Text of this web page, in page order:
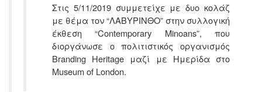
Στις 5/11/2019 συμμετείχε με δυο κολάζ
με θέμα τον “ΛΑΒΥΡΙΝΘΟ” στην συλλογική
έκθεση “Contemporary Minoans”, που
διοργάνωσε ο πολιτιστικός οργανισμός
Branding Heritage μαζί με Ημερίδα στο
Museum of London.